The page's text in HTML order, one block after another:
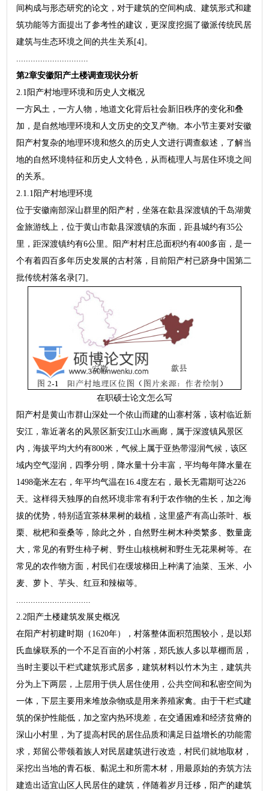
间构成与形态研究的论文，对于建筑的空间构成、建筑形式和建
筑功能等方面提出了参考性的建议，更深度挖掘了徽派传统民居
建筑与生态环境之间的共生关系[4]。
第2章安徽阳产土楼调查现状分析
2.1阳产村地理环境和历史人文概况
一方风土，一方人物，地道文化背后社会新旧秩序的变化和叠
加，是自然地理环境和人文历史的交叉产物。本小节主要对安徽
阳产村复杂的地理环境和悠久的历史人文进行调查叙述，了解当
地的自然环境特征和历史人文特色，从而梳理人与居住环境之间
的关系。
2.1.1阳产村地理环境
位于安徽南部深山群里的阳产村，坐落在歙县深渡镇的千岛湖黄
金旅游线上，位于黄山市歙县深渡镇的东面，距县城约有35公
里，距深渡镇约有6公里。阳产村村庄总面积约有400多亩，是一
个有着四百多年历史发展的古村落，目前阳产村已跻身中国第二
批传统村落名录[7]。
在职硕士论文怎么写
阳产村是黄山市群山深处一个依山而建的山寨村落，该村临近新
安江，靠近著名的风景区新安江山水画廊，属于深渡镇风景区
内，海拔平均大约有800米，气候上属于亚热带湿润气候，该区
域内空气湿润，四季分明，降水量十分丰富，平均每年降水量在
1498毫米左右，年平均气温在16.4度左右，最长无霜期可达226
天。这样得天独厚的自然环境非常有利于农作物的生长，加之海
拔的优势，特别适宜茶林果树的栽植，这里盛产有高山茶叶、板
栗、枇杷和蚕桑等，除此之外，自然野生树木种类繁多、数量庞
大，常见的有野生柿子树、野生山核桃树和野生无花果树等。在
常见的农作物方面，村民们在缓坡梯田上种满了油菜、玉米、小
麦、萝卜、芋头、红豆和辣椒等。
...............................
2.2阳产土楼建筑发展史概况
在阳产村初建时期（1620年），村落整体面积范围较小，是以郑
氏血缘联系的一个不足百亩的小村落，郑氏族人多以草棚而居，
当时主要以干栏式建筑形式居多，建筑材料以竹木为主，建筑共
分为上下两层，上层用于供人居住使用，公共空间和私密空间为
一体，下层主要用来堆放杂物或是用来养殖家禽。由于干栏式建
筑的保护性能低，加之室内热环境差，在交通困难和经济贫瘠的
深山小村里，为了提高村民的居住品质和满足日益增长的功能需
求，郑留公带领着族人对民居建筑进行改造，村民们就地取材，
采挖出当地的青石板、黏泥土和所需木材，用最原始的夯筑方法
建造出适宜山区人民居住的建筑，伴随着岁月迁移，阳产的建筑